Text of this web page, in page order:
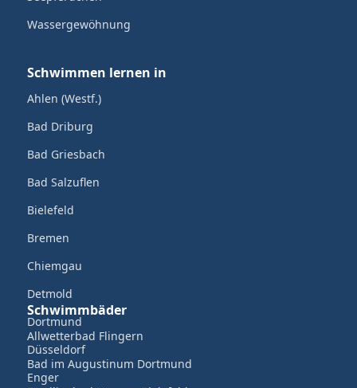
Wassergewöhnung
Schwimmen lernen in
Ahlen (Westf.)
Bad Driburg
Bad Griesbach
Bad Salzuflen
Bielefeld
Bremen
Chiemgau
Detmold
Dortmund
Düsseldorf
Enger
Schwimmbäder
Allwetterbad Flingern
Bad im Augustinum Dortmund